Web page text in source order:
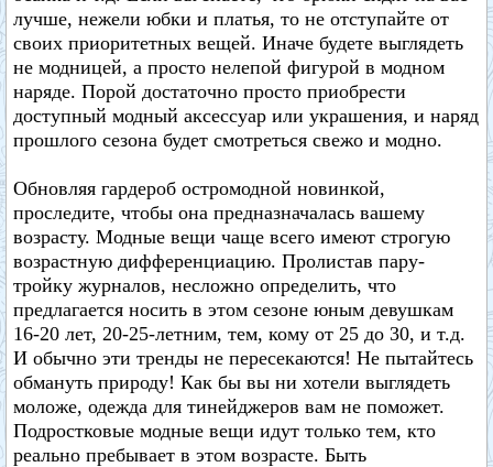
лучше, нежели юбки и платья, то не отступайте от
своих приоритетных вещей. Иначе будете выглядеть
не модницей, а просто нелепой фигурой в модном
наряде. Порой достаточно просто приобрести
доступный модный аксессуар или украшения, и наряд
прошлого сезона будет смотреться свежо и модно.
Обновляя гардероб остромодной новинкой,
проследите, чтобы она предназначалась вашему
возрасту. Модные вещи чаще всего имеют строгую
возрастную дифференциацию. Пролистав пару-
тройку журналов, несложно определить, что
предлагается носить в этом сезоне юным девушкам
16-20 лет, 20-25-летним, тем, кому от 25 до 30, и т.д.
И обычно эти тренды не пересекаются! Не пытайтесь
обмануть природу! Как бы вы ни хотели выглядеть
моложе, одежда для тинейджеров вам не поможет.
Подростковые модные вещи идут только тем, кто
реально пребывает в этом возрасте. Быть